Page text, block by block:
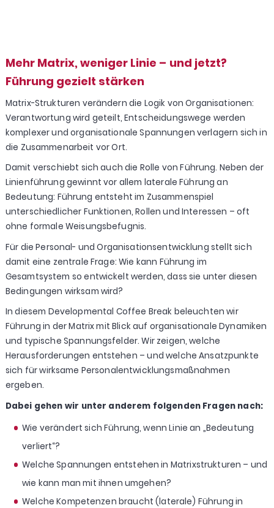
Mehr Matrix, weniger Linie – und jetzt?
Führung gezielt stärken
Matrix-Strukturen verändern die Logik von Organisationen:
Verantwortung wird geteilt, Entscheidungswege werden
komplexer und organisationale Spannungen verlagern sich in
die Zusammenarbeit vor Ort.
Damit verschiebt sich auch die Rolle von Führung. Neben der
Linienführung gewinnt vor allem laterale Führung an
Bedeutung: Führung entsteht im Zusammenspiel
unterschiedlicher Funktionen, Rollen und Interessen – oft
ohne formale Weisungsbefugnis.
Für die Personal- und Organisationsentwicklung stellt sich
damit eine zentrale Frage: Wie kann Führung im
Gesamtsystem so entwickelt werden, dass sie unter diesen
Bedingungen wirksam wird?
In diesem Developmental Coffee Break beleuchten wir
Führung in der Matrix mit Blick auf organisationale Dynamiken
und typische Spannungsfelder. Wir zeigen, welche
Herausforderungen entstehen – und welche Ansatzpunkte
sich für wirksame Personalentwicklungsmaßnahmen
ergeben.
Dabei gehen wir unter anderem folgenden Fragen nach:
Wie verändert sich Führung, wenn Linie an „Bedeutung
verliert“?
Welche Spannungen entstehen in Matrixstrukturen – und
wie kann man mit ihnen umgehen?
Welche Kompetenzen braucht (laterale) Führung in